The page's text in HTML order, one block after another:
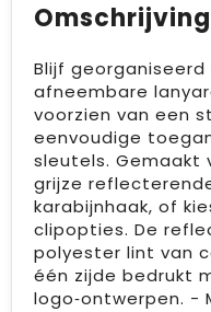
Omschrijving
Blijf
afneembare
voorzien van een
eenvoudige
sleutels. Gemaakt
grijze
karabijnhaak, of
clipopties. De
polyester lint van
één zijde bedrukt
logo‑ontwerpen. -